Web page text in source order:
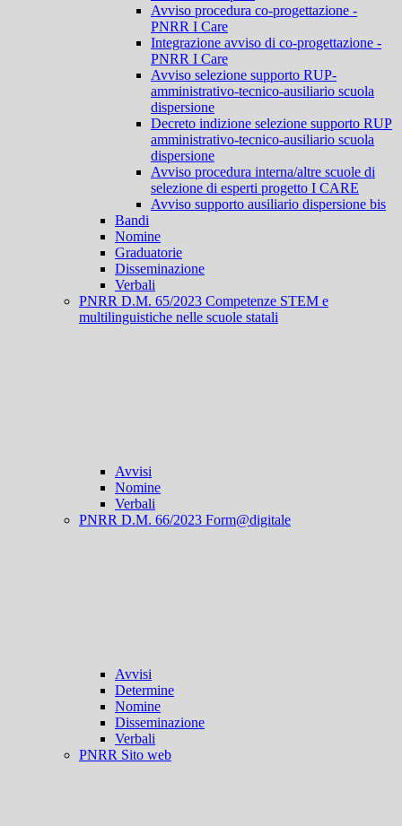
Avviso procedura co-progettazione -
PNRR I Care
Integrazione avviso di co-progettazione -
PNRR I Care
Avviso selezione supporto RUP-
amministrativo-tecnico-ausiliario scuola
dispersione
Decreto indizione selezione supporto RUP
amministrativo-tecnico-ausiliario scuola
dispersione
Avviso procedura interna/altre scuole di
selezione di esperti progetto I CARE
Avviso supporto ausiliario dispersione bis
Bandi
Nomine
Graduatorie
Disseminazione
Verbali
PNRR D.M. 65/2023 Competenze STEM e
multilinguistiche nelle scuole statali
Avvisi
Nomine
Verbali
PNRR D.M. 66/2023 Form@digitale
Avvisi
Determine
Nomine
Disseminazione
Verbali
PNRR Sito web